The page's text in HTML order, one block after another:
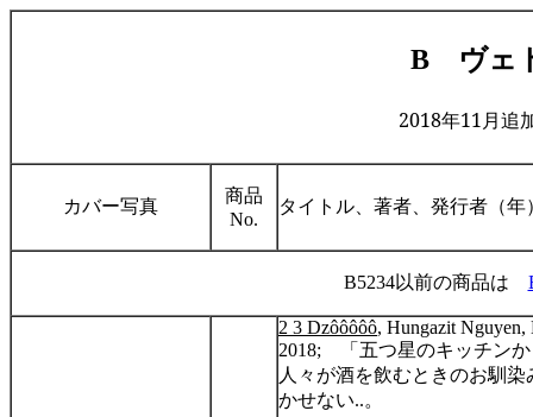
B ヴェ
2018年11月追
カバー写真
商品
No.
タイトル、著者、発行者（年
B5234以前の商品は
2 3 Dzôôôôô, Hungazit Nguyen,
2018; 「五つ星のキッチン
人々が酒を飲むときのお馴
かせない..。